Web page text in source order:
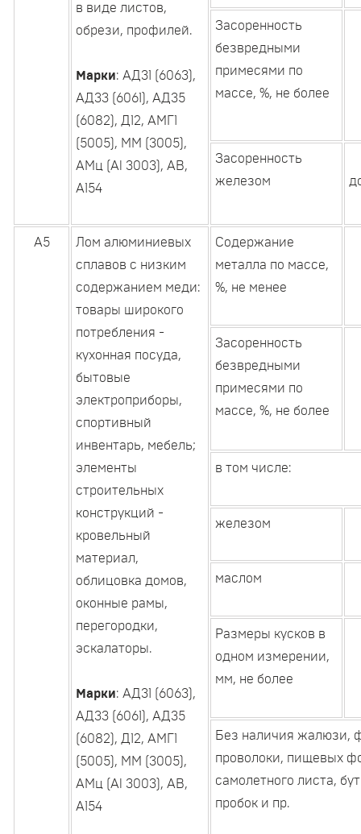
в виде листов,
обрези, профилей.
Марки: АД31 (6063),
АД33 (6061), АД35
(6082), Д12, АМГ1
(5005), ММ (3005),
АМц (Аl 3003), АВ,
А154
Засоренность
безвредными
примесями по
массе, %, не более
Засоренность
железом
А5
Лом алюминиевых
сплавов с низким
содержанием меди:
товары широкого
потребления -
кухонная посуда,
бытовые
электроприборы,
спортивный
инвентарь, мебель;
элементы
строительных
конструкций -
кровельный
материал,
облицовка домов,
оконные рамы,
перегородки,
эскалаторы.
Марки: АД31 (6063),
АД33 (6061), АД35
(6082), Д12, АМГ1
(5005), ММ (3005),
АМц (Al 3003), АВ,
А154
Содержание
металла по массе,
%, не менее
Засоренность
безвредными
примесями по
массе, %, не более
в том числе:
железом
маслом
Размеры кусков в
одном измерении,
мм, не более
Без наличия жалюзи,
проволоки, пищевых
самолетного листа,
пробок и пр.